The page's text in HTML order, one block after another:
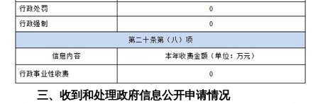
三、收到和处理政府信息公开申请情况